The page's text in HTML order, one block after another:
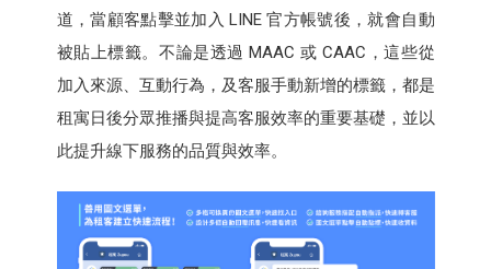
道，當顧客點擊並加入 LINE 官方帳號後，就會自動
被貼上標籤。不論是透過 MAAC 或 CAAC，這些從
加入來源、互動行為，及客服手動新增的標籤，都是
租寓日後分眾推播與提高客服效率的重要基礎，並以
此提升線下服務的品質與效率。